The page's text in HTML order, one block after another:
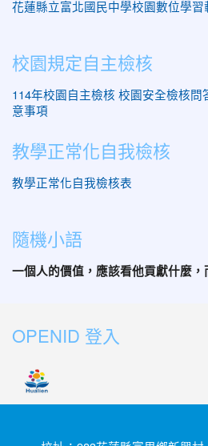
花蓮縣立富北國民中學校園數位學
校園規定自主檢核
114年校園自主檢核 校園安全檢核問
意事項
教學正常化自我檢核
教學正常化自我檢核表
隨機小語
一個人的價值，應該看他貢獻什麼，
OPENID 登入